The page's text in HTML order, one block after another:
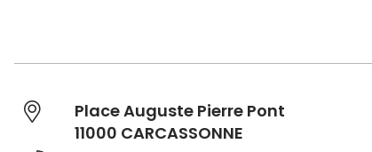
Place Auguste Pierre Pont
11000 CARCASSONNE